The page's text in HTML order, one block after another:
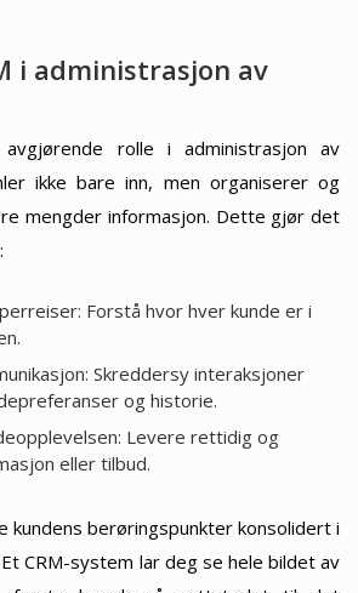
i administrasjon av
rolle i administrasjon av
ikke bare inn, men organiserer og
mengder informasjon. Dette gjør det
Forstå hvor hver kunde er i
Skreddersy interaksjoner
og historie.
Levere rettidig og
eller tilbud.
kundens berøringspunkter konsolidert i
CRM-system lar deg se hele bildet av